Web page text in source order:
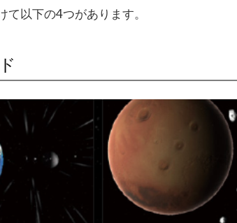
て以下の4つがあります。